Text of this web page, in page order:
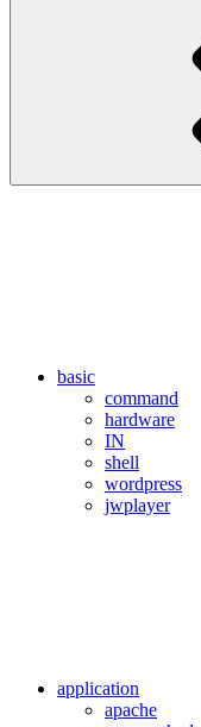
basic
command
hardware
IN
shell
wordpress
jwplayer
application
apache